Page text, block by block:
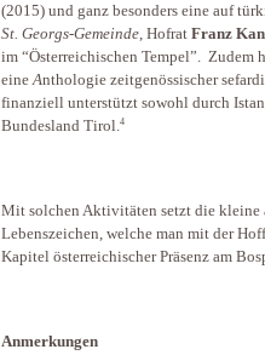
(2015) und ganz besonders eine auf
St. Georgs-Gemeinde , Hofrat Franz
im “Österreichischen Tempel”. Zudem
eine Anthologie zeitgenössischer
finanziell unterstützt sowohl durch
Bundesland Tirol. 4
Mit solchen Aktivitäten setzt die kleine
Lebenszeichen, welche man mit der
Kapitel österreichischer Präsenz am
Anmerkungen